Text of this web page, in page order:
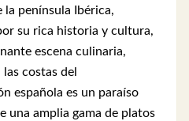
la península Ibérica,
su rica historia y cultura,
escena culinaria,
costas del
española es un paraíso
una amplia gama de platos